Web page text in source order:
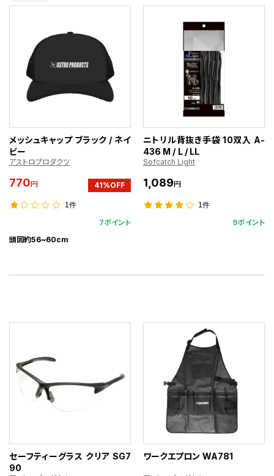
メッシュキャップ ブラック / ネイ
ビー
アストロプロダクツ
770円 41%OFF
1件
7ポイント
頭囲約56~60cm
ニトリル背抜き手袋 10双入 A-
436 M / L / LL
Sofcatch Light
1,089円
1件
9ポイント
セーフティーグラス クリア SG7
90
ワークエプロン WA781